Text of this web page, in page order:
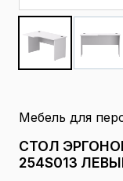
Мебель для
СТОЛ
254S013